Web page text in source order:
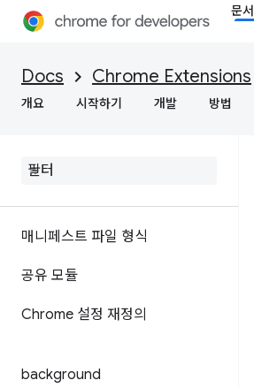
문서
Docs Chrome Extensions
개요 시작하기 개발 방법
매니페스트 파일 형식
공유 모듈
Chrome 설정 재정의
background